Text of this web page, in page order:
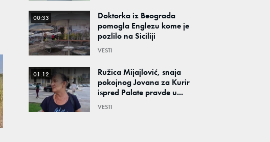
00:33
Doktorka iz Beograda
pomogla Englezu kome je
pozlilo na Siciliji
VESTI
01:12
Ružica Mijajlović, snaja
pokojnog Jovana za Kurir
ispred Palate pravde u...
VESTI